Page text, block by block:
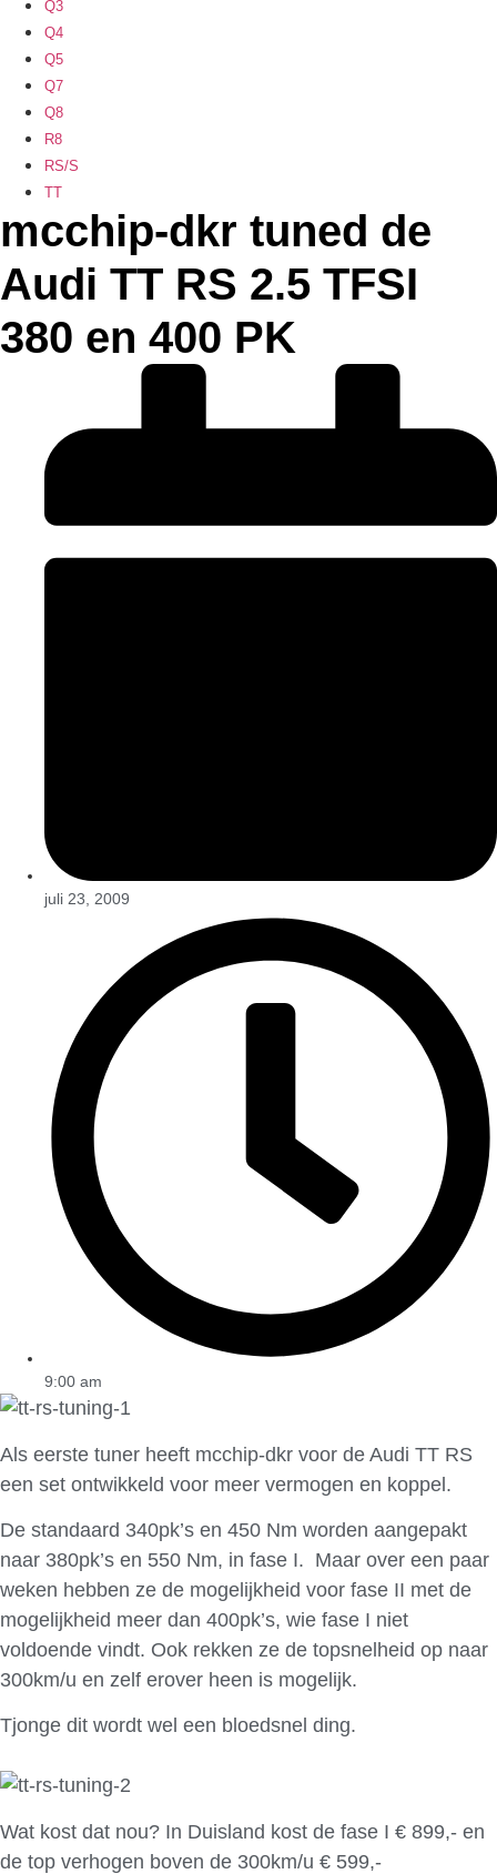
Q3
Q4
Q5
Q7
Q8
R8
RS/S
TT
mcchip-dkr tuned de
Audi TT RS 2.5 TFSI
380 en 400 PK
juli 23, 2009
9:00 am
Als eerste tuner heeft mcchip-dkr voor de Audi TT RS
een set ontwikkeld voor meer vermogen en koppel.
De standaard 340pk’s en 450 Nm worden aangepakt
naar 380pk’s en 550 Nm, in fase I. Maar over een paar
weken hebben ze de mogelijkheid voor fase II met de
mogelijkheid meer dan 400pk’s, wie fase I niet
voldoende vindt. Ook rekken ze de topsnelheid op naar
300km/u en zelf erover heen is mogelijk.
Tjonge dit wordt wel een bloedsnel ding.
Wat kost dat nou? In Duisland kost de fase I € 899,- en
de top verhogen boven de 300km/u € 599,-